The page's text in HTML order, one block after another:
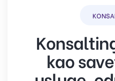
kao